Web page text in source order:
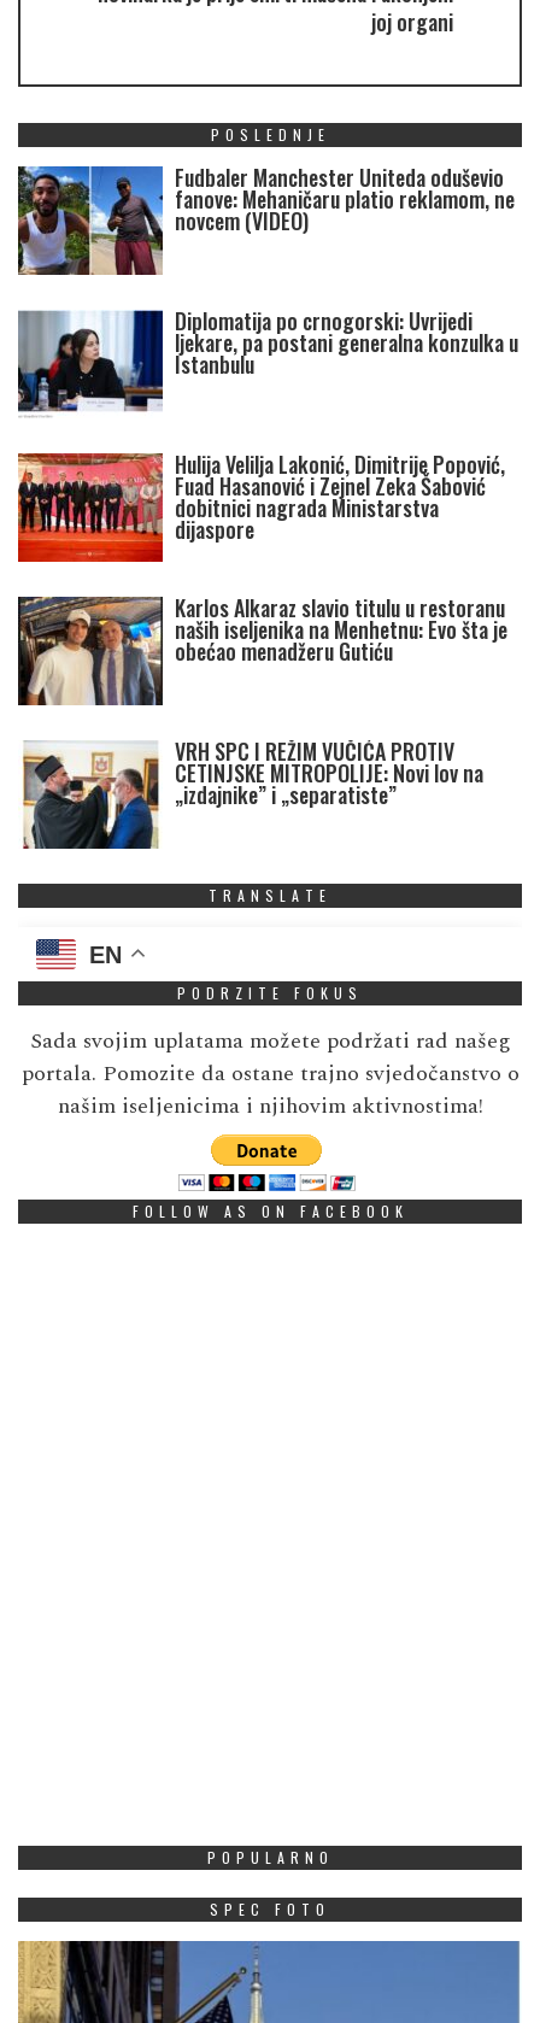
joj organi
POSLEDNJE
Fudbaler Manchester Uniteda oduševio
fanove: Mehaničaru platio reklamom, ne
novcem (VIDEO)
Diplomatija po crnogorski: Uvrijedi
ljekare, pa postani generalna konzulka u
Istanbulu
Hulija Velilja Lakonić, Dimitrije Popović,
Fuad Hasanović i Zejnel Zeka Šabović
dobitnici nagrada Ministarstva
dijaspore
Karlos Alkaraz slavio titulu u restoranu
naših iseljenika na Menhetnu: Evo šta je
obećao menadžeru Gutiću
VRH SPC I REŽIM VUČIĆA PROTIV
CETINJSKE MITROPOLIJE: Novi lov na
„izdajnike” i „separatiste”
TRANSLATE
EN
PODRZITE FOKUS
Sada svojim uplatama možete podržati rad našeg
portala. Pomozite da ostane trajno svjedočanstvo o
našim iseljenicima i njihovim aktivnostima!
FOLLOW AS ON FACEBOOK
POPULARNO
SPEC FOTO